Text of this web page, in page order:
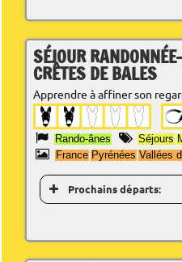
SÉJOUR
CRÊTES DE BALES
Apprendre à affiner son
Rando-ânes Séjours
France Pyrénées Vallées
Prochains départs: